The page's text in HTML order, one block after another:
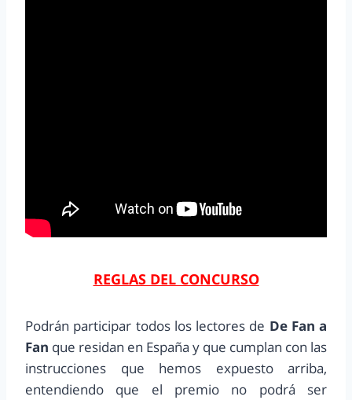
REGLAS DEL CONCURSO
Podrán participar todos los lectores de De Fan a
Fan que residan en España y que cumplan con las
instrucciones que hemos expuesto arriba,
entendiendo que
el premio no podrá ser